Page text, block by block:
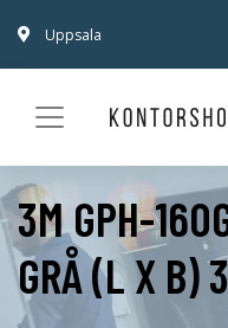
Uppsala
3M GPH-
GRÅ (L X B)